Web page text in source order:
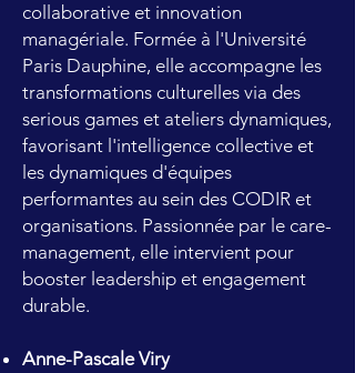
collaborative et innovation
managériale. Formée à l'Université
Paris Dauphine, elle accompagne les
transformations culturelles via des
serious games et ateliers dynamiques,
favorisant l'intelligence collective et
les dynamiques d'équipes
performantes au sein des CODIR et
organisations. Passionnée par le care-
management, elle intervient pour
booster leadership et engagement
durable.
Anne-Pascale Viry